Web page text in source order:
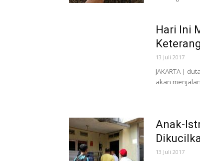
Hari Ini
13 Juli 2017
JAKARTA |
akan
Anak-
13 Juli 2017